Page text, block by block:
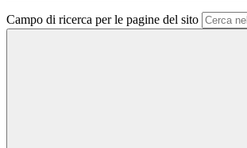
Campo di ricerca per le pagine del sito